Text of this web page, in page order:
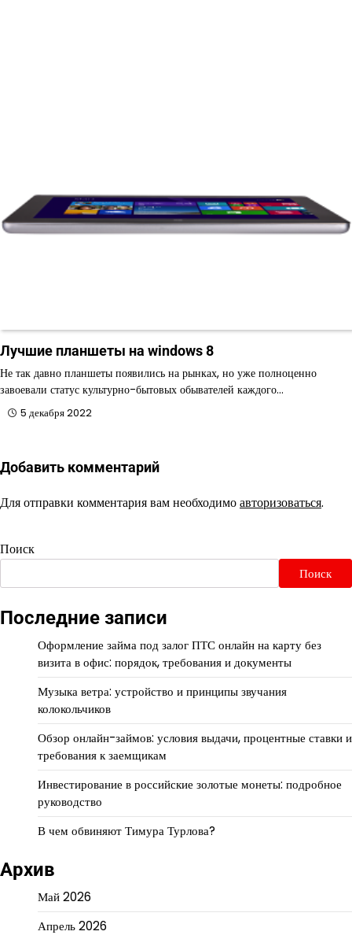
Лучшие планшеты на windows 8
Не так давно планшеты появились на рынках, но уже полноценно
завоевали статус культурно-бытовых обывателей каждого…
5 декабря 2022
Добавить комментарий
Для отправки комментария вам необходимоавторизоваться.
Поиск
Поиск
Последние записи
Оформление займа под залог ПТС онлайн на карту без
визита в офис: порядок, требования и документы
Музыка ветра: устройство и принципы звучания
колокольчиков
Обзор онлайн-займов: условия выдачи, процентные ставки и
требования к заемщикам
Инвестирование в российские золотые монеты: подробное
руководство
В чем обвиняют Тимура Турлова?
Архив
Май 2026
Апрель 2026